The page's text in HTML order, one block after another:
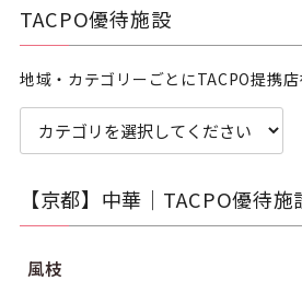
TACPO優待施設
地域・カテゴリーごとにTACPO提携店
【京都】中華｜TACPO優待施
サービス
風枝